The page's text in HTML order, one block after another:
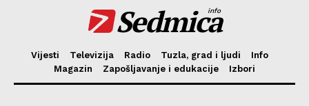
Sedmica
info
Vijesti Televizija Radio Tuzla, grad i ljudi
Info
Magazin
Zapošljavanje i edukacije Izbori